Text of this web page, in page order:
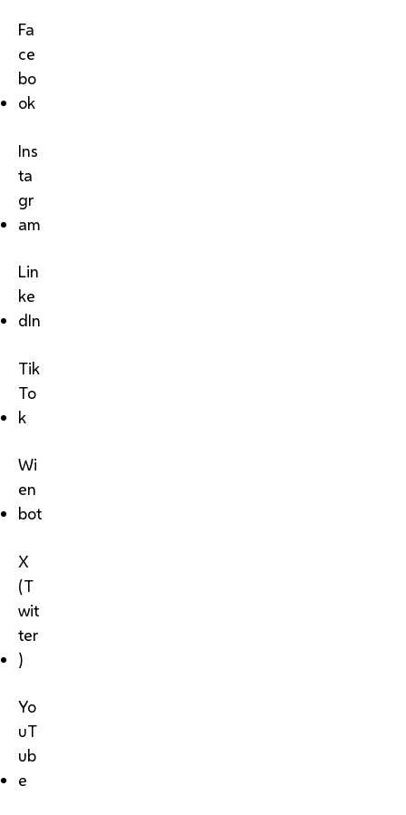
Fa
ce
bo
ok
Ins
ta
gr
am
Lin
ke
dIn
Tik
To
k
Wi
en
bot
X
(T
wit
ter
)
Yo
uT
ub
e